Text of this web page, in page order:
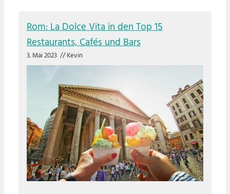
Rom: La Dolce Vita in den Top 15
Restaurants, Cafés und Bars
3. Mai 2023 //Kevin